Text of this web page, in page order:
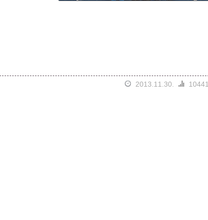
2013.11.30. 10441